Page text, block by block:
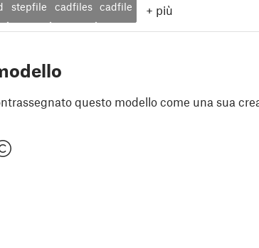
stepfile cadfiles cadfile + più
questo modello come una sua